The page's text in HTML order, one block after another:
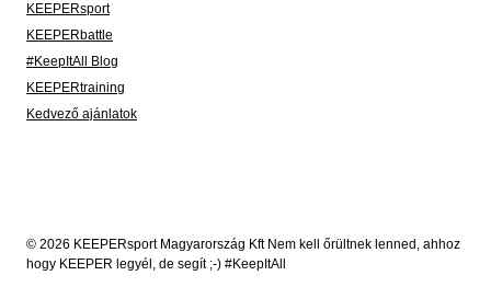
KEEPERsport
KEEPERbattle
#KeepItAll Blog
KEEPERtraining
Kedvező ajánlatok
© 2026 KEEPERsport Magyarország Kft Nem kell őrültnek lenned, ahhoz
hogy KEEPER legyél, de segít ;-) #KeepItAll